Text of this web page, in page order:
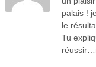
palais !
le
Tu